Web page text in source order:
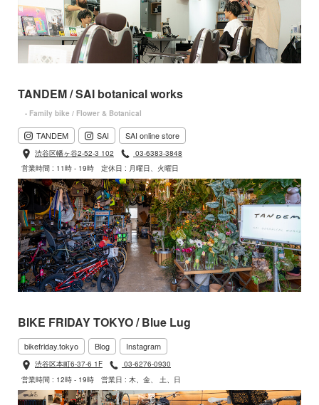
TANDEM / SAI botanical works
- Family bike / Flower & Botanical
TANDEM SAI SAI online store
渋谷区幡ヶ谷2-52-3 102
03-6383-3848
営業時間 : 11時 - 19時
定休日 : 月曜日、火曜日
BIKE FRIDAY TOKYO / Blue Lug
bikefriday.tokyo Blog Instagram
渋谷区本町6-37-6 1F
03-6276-0930
営業時間 : 12時 - 19時
営業日 : 木、金、 土、日